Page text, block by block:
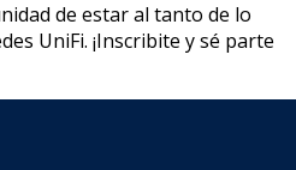
de estar al tanto de lo
UniFi. ¡Inscribite y sé parte